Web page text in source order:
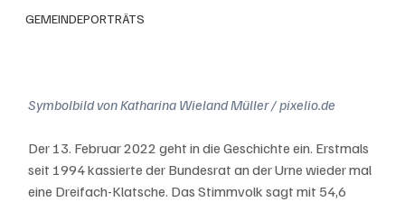
GEMEINDEPORTRÄTS
Symbolbild von Katharina Wieland Müller / pixelio.de
Der 13. Februar 2022 geht in die Geschichte ein. Erstmals
seit 1994 kassierte der Bundesrat an der Urne wieder mal
eine Dreifach-Klatsche. Das Stimmvolk sagt mit 54,6